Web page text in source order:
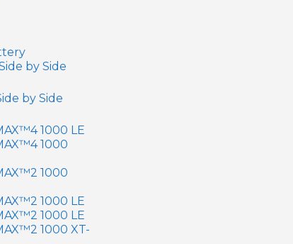
by Side
by Side
1000 LE
1000
1000
1000 LE
1000 LE
1000 XT-